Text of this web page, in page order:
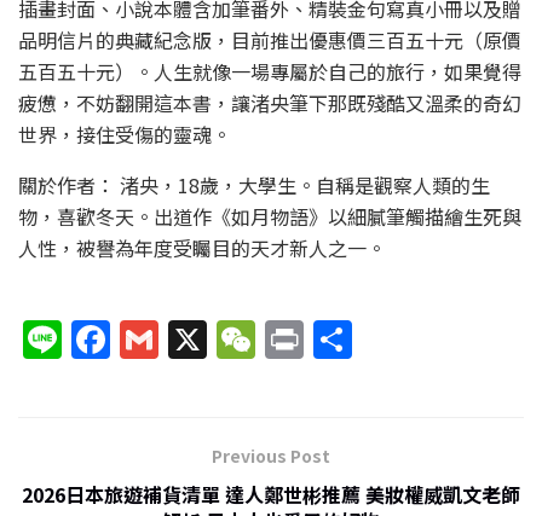
插畫封面、小說本體含加筆番外、精裝金句寫真小冊以及贈
品明信片的典藏紀念版，目前推出優惠價三百五十元（原價
五百五十元）。人生就像一場專屬於自己的旅行，如果覺得
疲憊，不妨翻開這本書，讓渚央筆下那既殘酷又溫柔的奇幻
世界，接住受傷的靈魂。
關於作者： 渚央，18歲，大學生。自稱是觀察人類的生
物，喜歡冬天。出道作《如月物語》以細膩筆觸描繪生死與
人性，被譽為年度受矚目的天才新人之一。
Li F
b
G X W
h
at
P
Previous Post
2026日本旅遊補貨清單 達人鄭世彬推薦 美妝權威凱文老師